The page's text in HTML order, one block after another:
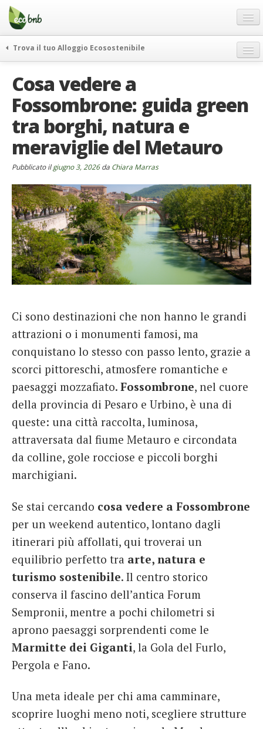
Menu
Salta
contenuto
Offerte Speciali
Regali
FAQ
Chi Siamo
Partner
Contatti
Italiano
German
English
Spanish
French
Trova il tuo Alloggio Ecosostenibile
itinerari
curiosità
vivere e viaggiare verde
ecohotel
Cosa vedere a
Fossombrone: guida green
tra borghi, natura e
meraviglie del Metauro
Pubblicato ilgiugno 3, 2026da Chiara Marras
Ci sono destinazioni che non hanno le grandi
attrazioni o i monumenti famosi, ma
conquistano lo stesso con passo lento, grazie a
scorci pittoreschi, atmosfere romantiche e
paesaggi mozzafiato. Fossombrone, nel cuore
della provincia di Pesaro e Urbino, è una di
queste: una città raccolta, luminosa,
attraversata dal fiume Metauro e circondata
da colline, gole rocciose e piccoli borghi
marchigiani.
Se stai cercando cosa vedere a Fossombrone
per un weekend autentico, lontano dagli
itinerari più affollati, qui troverai un
equilibrio perfetto tra arte, natura e
turismo sostenibile. Il centro storico
conserva il fascino dell’antica Forum
Sempronii, mentre a pochi chilometri si
aprono paesaggi sorprendenti come le
Marmitte dei Giganti, la Gola del Furlo,
Pergola e Fano.
Una meta ideale per chi ama camminare,
scoprire luoghi meno noti, scegliere strutture